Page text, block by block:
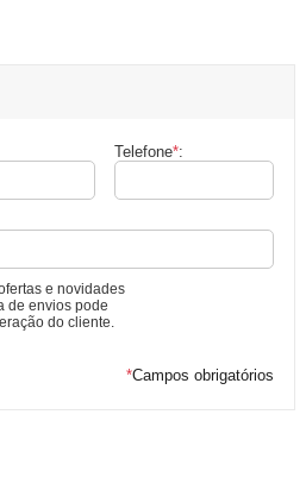
Telefone*:
e novidades
de envios pode
do cliente.
*Campos obrigatórios